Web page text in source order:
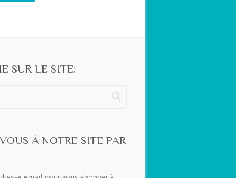
SUR LE SITE:
À NOTRE SITE PAR